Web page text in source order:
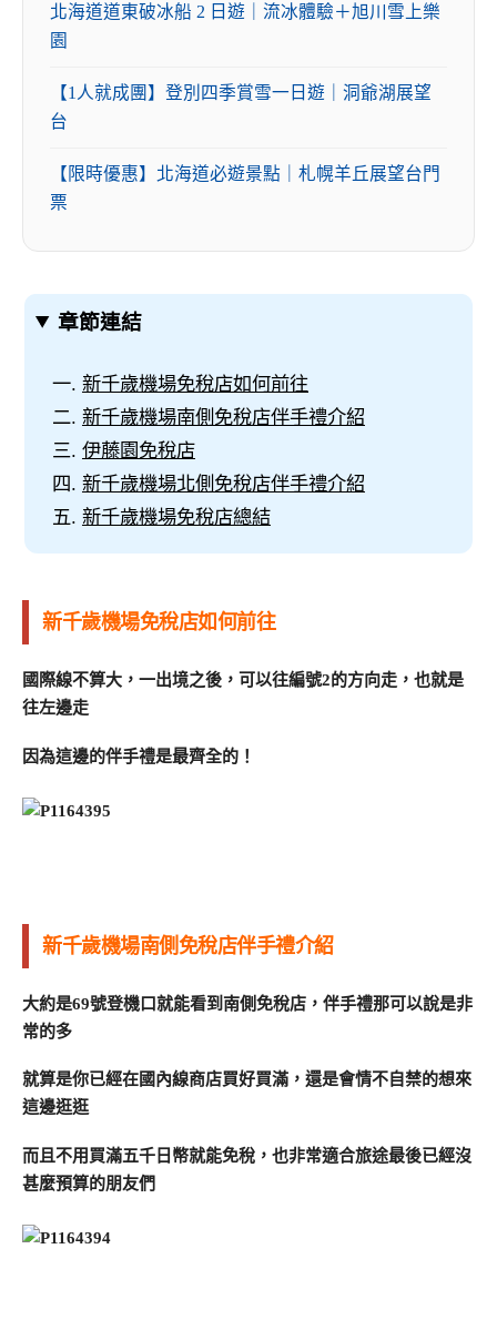
北海道道東破冰船 2 日遊｜流冰體驗＋旭川雪上樂
園
【1人就成團】登別四季賞雪一日遊｜洞爺湖展望
台
【限時優惠】北海道必遊景點｜札幌羊丘展望台門
票
章節連結
新千歲機場免稅店如何前往
新千歲機場南側免稅店伴手禮介紹
伊藤園免稅店
新千歲機場北側免稅店伴手禮介紹
新千歲機場免稅店總結
新千歲機場免稅店如何前往
國際線不算大，一出境之後，可以往編號2的方向走，也就是
往左邊走
因為這邊的伴手禮是最齊全的！
新千歲機場南側免稅店伴手禮介紹
大約是69號登機口就能看到南側免稅店，伴手禮那可以說是非
常的多
就算是你已經在國內線商店買好買滿，還是會情不自禁的想來
這邊逛逛
而且不用買滿五千日幣就能免稅，也非常適合旅途最後已經沒
甚麼預算的朋友們